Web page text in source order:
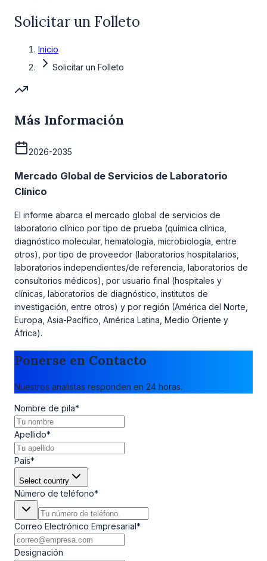
Solicitar un Folleto
Inicio
Solicitar un Folleto
Más Información
2026-2035
Mercado Global de Servicios de Laboratorio
Clínico
El informe abarca el mercado global de servicios de
laboratorio clínico por tipo de prueba (química clínica,
diagnóstico molecular, hematología, microbiología, entre
otros), por tipo de proveedor (laboratorios hospitalarios,
laboratorios independientes/de referencia, laboratorios de
consultorios médicos), por usuario final (hospitales y
clínicas, laboratorios de diagnóstico, institutos de
investigación, entre otros) y por región (América del Norte,
Europa, Asia-Pacífico, América Latina, Medio Oriente y
África).
Ponerse en Contacto
Nuestros analistas responden en 24 horas.
Nombre de pila*
Apellido*
País*
Select country
Número de teléfono*
Correo Electrónico Empresarial*
Designación